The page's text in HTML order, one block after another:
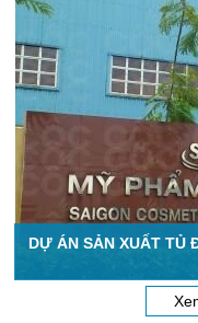
DỰ ÁN SẢN XUẤT TỦ